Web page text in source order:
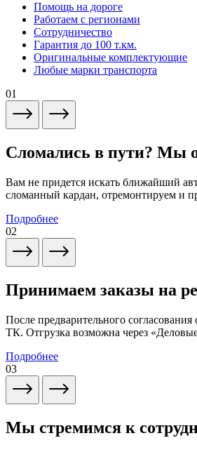
Помощь на дороге
Работаем с регионами
Сотрудничество
Гарантия до 100 т.км.
Оригинальные комплектующие
Любые марки транспорта
01
Сломались в пути? Мы
Вам не придется искать ближайший
сломанный кардан, отремонтируем и
Подробнее
02
Принимаем заказы на
После предварительного
ТК. Отгрузка возможна через
Подробнее
03
Мы стремимся к